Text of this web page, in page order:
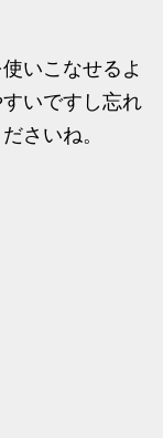
いこなせるよ
いですし忘れ
さいね。